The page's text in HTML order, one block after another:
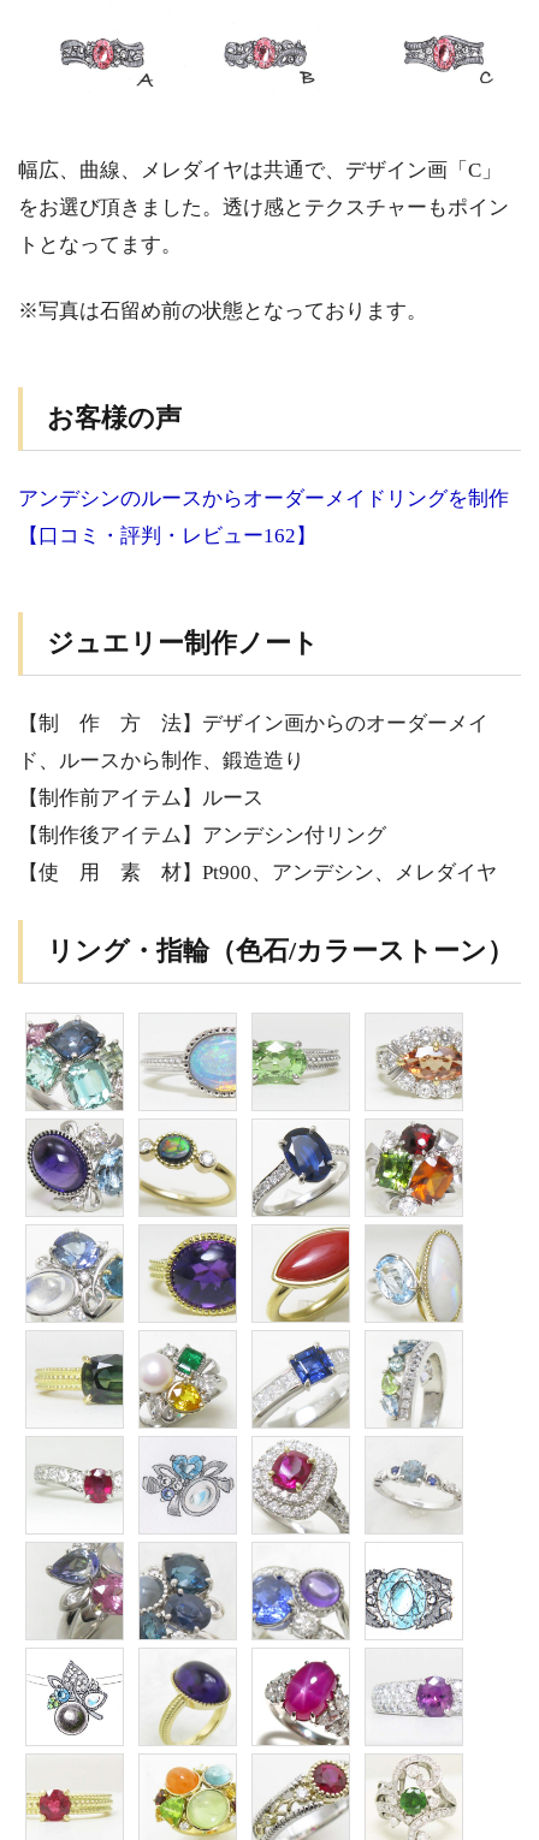
幅広、曲線、メレダイヤは共通で、デザイン画「C」
をお選び頂きました。透け感とテクスチャーもポイン
トとなってます。
※写真は石留め前の状態となっております。
お客様の声
アンデシンのルースからオーダーメイドリングを制作
【口コミ・評判・レビュー162】
ジュエリー制作ノート
【制 作 方 法】デザイン画からのオーダーメイ
ド、ルースから制作、鍛造造り
【制作前アイテム】ルース
【制作後アイテム】アンデシン付リング
【使 用 素 材】Pt900、アンデシン、メレダイヤ
リング・指輪（色石/カラーストーン）